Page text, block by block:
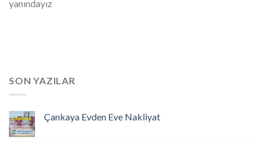
yanındayız
SON YAZILAR
Çankaya Evden Eve Nakliyat